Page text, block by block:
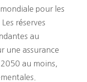
pour les
réserves
au
une assurance
2050 au moins,